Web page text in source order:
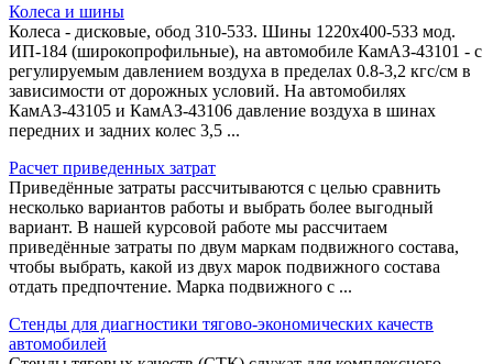
Колеса и шины
Колеса - дисковые, обод 310-533. Шины 1220x400-533 мод.
ИП-184 (широкопрофильные), на автомобиле КамАЗ-43101 - с
регулируемым давлением воздуха в пределах 0.8-3,2 кгс/см в
зависимости от дорожных условий. На автомобилях
КамАЗ-43105 и КамАЗ-43106 давление воздуха в шинах
передних и задних колес 3,5 ...
Расчет приведенных затрат
Приведённые затраты рассчитываются с целью сравнить
несколько вариантов работы и выбрать более выгодный
вариант. В нашей курсовой работе мы рассчитаем
приведённые затраты по двум маркам подвижного состава,
чтобы выбрать, какой из двух марок подвижного состава
отдать предпочтение. Марка подвижного с ...
Стенды для диагностики тягово-экономических качеств
автомобилей